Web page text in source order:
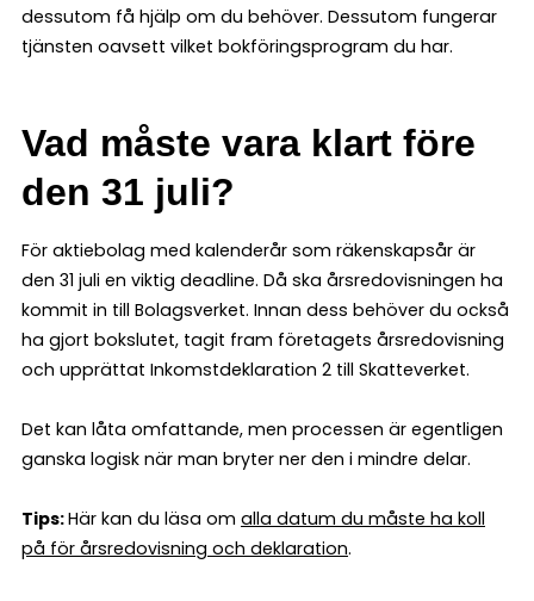
dessutom få hjälp om du behöver. Dessutom fungerar
tjänsten oavsett vilket bokföringsprogram du har.
Vad måste vara klart före
den 31 juli?
För aktiebolag med kalenderår som räkenskapsår är
den 31 juli en viktig deadline. Då ska årsredovisningen ha
kommit in till Bolagsverket. Innan dess behöver du också
ha gjort bokslutet, tagit fram företagets årsredovisning
och upprättat Inkomstdeklaration 2 till Skatteverket.
Det kan låta omfattande, men processen är egentligen
ganska logisk när man bryter ner den i mindre delar.
Tips:Här kan du läsa om alla datum du måste ha koll
på för årsredovisning och deklaration.